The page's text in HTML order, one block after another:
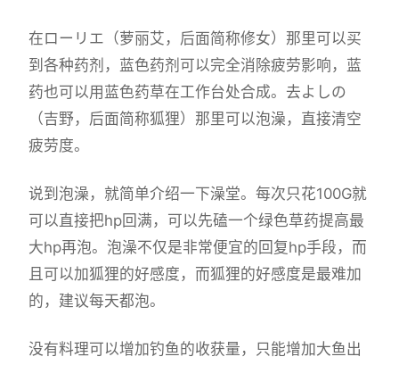
在ローリエ（萝丽艾，后面简称修女）那里可以买
到各种药剂，蓝色药剂可以完全消除疲劳影响，蓝
药也可以用蓝色药草在工作台处合成。去よしの
（吉野，后面简称狐狸）那里可以泡澡，直接清空
疲劳度。
说到泡澡，就简单介绍一下澡堂。每次只花100G就
可以直接把hp回满，可以先磕一个绿色草药提高最
大hp再泡。泡澡不仅是非常便宜的回复hp手段，而
且可以加狐狸的好感度，而狐狸的好感度是最难加
的，建议每天都泡。
没有料理可以增加钓鱼的收获量，只能增加大鱼出